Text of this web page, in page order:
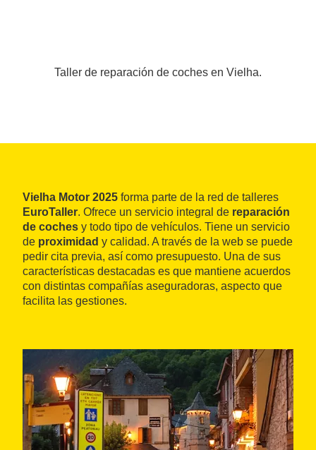
Taller de reparación de coches en Vielha.
Vielha Motor 2025 forma parte de la red de talleres
EuroTaller. Ofrece un servicio integral de reparación
de coches y todo tipo de vehículos. Tiene un servicio
de proximidad y calidad. A través de la web se puede
pedir cita previa, así como presupuesto. Una de sus
características destacadas es que mantiene acuerdos
con distintas compañías aseguradoras, aspecto que
facilita las gestiones.